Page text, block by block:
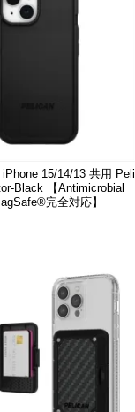
iPhone 15/14/13 共用 Peli
Black 【Antimicrobial
完全対応】